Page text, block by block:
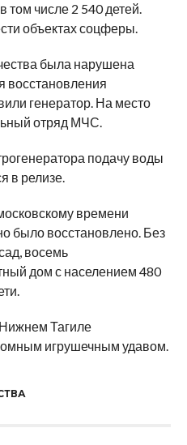
том числе 2 540 детей.
объектах соцферы.
была нарушена
восстановления
генератор. На место
отряд МЧС.
подачу воды
в релизе.
времени
было восстановлено. Без
восемь
дом с населением 480
Тагиле
игрушечным удавом.